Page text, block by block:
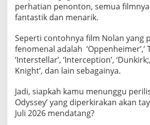
perhatian penonton, semua
fantastik dan menarik.
Seperti contohnya film Nolan yang
fenomenal adalah ‘Oppenheimer’,’
‘Interstellar’, ‘Interception’,
Knight’, dan lain sebagainya.
Jadi, siapkah kamu menunggu
Odyssey’ yang diperkirakan akan
Juli 2026 mendatang?